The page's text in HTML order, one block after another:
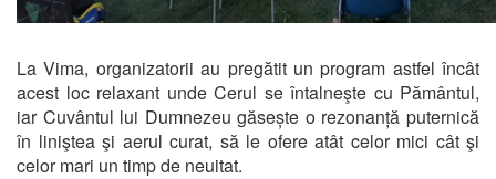
La Vima, organizatorii au pregătit un program astfel încât
acest loc relaxant unde Cerul se întalneşte cu Pământul,
iar Cuvântul lui Dumnezeu găsește o rezonanță puternică
în liniştea şi aerul curat, să le ofere atât celor mici cât şi
celor mari un timp de neuitat.